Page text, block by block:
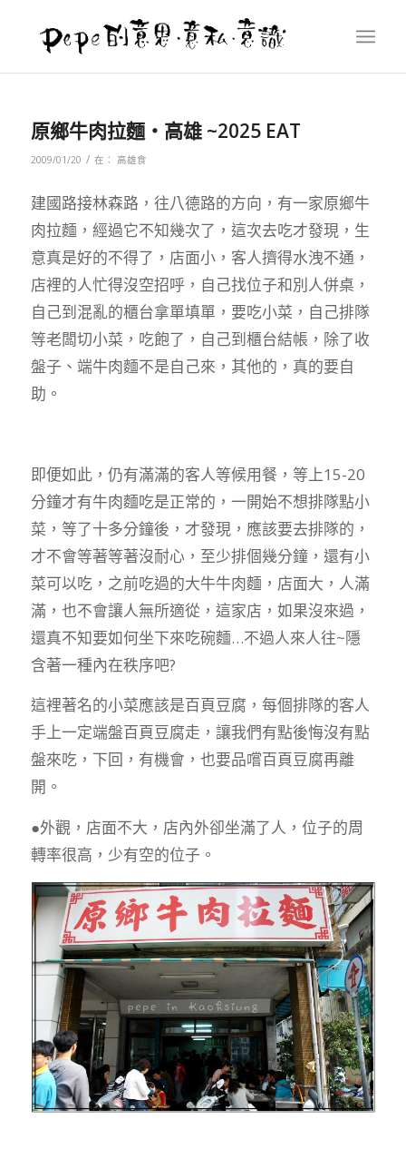
原鄉牛肉拉麵‧高雄 ~2025 EAT
2009/01/20 / 在： 高雄食
建國路接林森路，往八德路的方向，有一家原鄉牛
肉拉麵，經過它不知幾次了，這次去吃才發現，生
意真是好的不得了，店面小，客人擠得水洩不通，
店裡的人忙得沒空招呼，自己找位子和別人併桌，
自己到混亂的櫃台拿單填單，要吃小菜，自己排隊
等老闆切小菜，吃飽了，自己到櫃台結帳，除了收
盤子、端牛肉麵不是自己來，其他的，真的要自
助。
即便如此，仍有滿滿的客人等候用餐，等上15-20
分鐘才有牛肉麵吃是正常的，一開始不想排隊點小
菜，等了十多分鐘後，才發現，應該要去排隊的，
才不會等著等著沒耐心，至少排個幾分鐘，還有小
菜可以吃，之前吃過的大牛牛肉麵，店面大，人滿
滿，也不會讓人無所適從，這家店，如果沒來過，
還真不知要如何坐下來吃碗麵…不過人來人往~隱
含著一種內在秩序吧?
這裡著名的小菜應該是百頁豆腐，每個排隊的客人
手上一定端盤百頁豆腐走，讓我們有點後悔沒有點
盤來吃，下回，有機會，也要品嚐百頁豆腐再離
開。
●外觀，店面不大，店內外卻坐滿了人，位子的周
轉率很高，少有空的位子。